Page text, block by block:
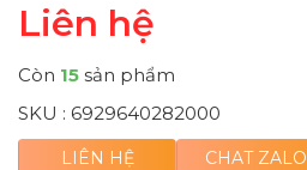
Liên hệ
Còn 15 sản phẩm
SKU : 6929640282000
LIÊN HỆ CHAT ZALO